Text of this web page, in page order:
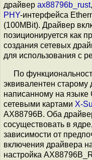
драйвер ax88796b_rust
PHY-интерфейса
(100MBit). Драйвер
позиционируется как
создания сетевых
для использования с
По
эквивалентен старому
написанному на языке
сетевыми картами X-
AX88796B. Оба
сосуществовать в
зависимости от
включения драйвера
настройка